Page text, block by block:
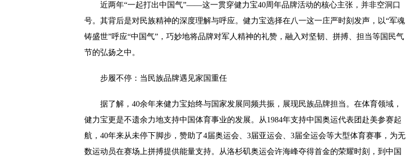
近两年“一起打出中国气”——这一贯穿健力宝40周年品牌活动的核心主张，并非空洞口
号。其背后是对民族精神的深度理解与呼应。健力宝选择在八一这一庄严时刻发声，以“军魂
铸盛世”呼应“中国气”，巧妙地将品牌对军人精神的礼赞，融入对坚韧、拼搏、担当等国民气
节的弘扬之中。
步履不停：当民族品牌遇见家国重任
据了解，40余年来健力宝始终与国家发展同频共振，展现民族品牌担当。在体育领域，
健力宝更是不遗余力地支持中国体育事业的发展。从1984年支持中国奥运代表团赴美参赛起
航，40年来从未停下脚步，赞助了4届奥运会、3届亚运会、3届全运会等大型体育赛事，为无
数运动员在赛场上拼搏提供能量支持。从洛杉矶奥运会许海峰夺得首金的荣耀时刻，到中国